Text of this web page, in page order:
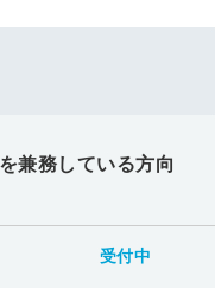
兼務している方向
受付中